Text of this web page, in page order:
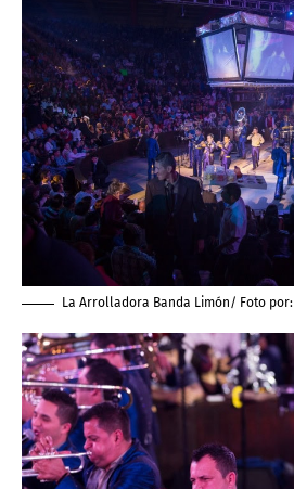
La Arrolladora Banda Limón/ Foto por: